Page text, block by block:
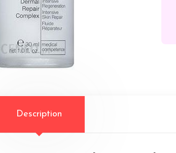
Description